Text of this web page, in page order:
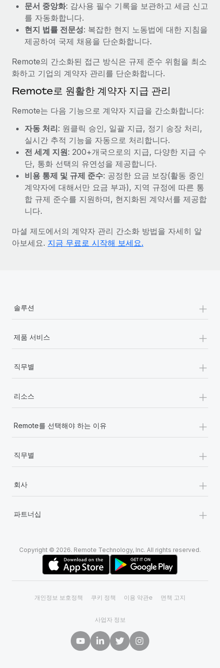
복리후생
손쉬운 직원 복리후생 관리
블로그
Remote 제품 관련 소식: Gusto 및 Xero와의 통합과
Remote의 사명은 모든 규모의 기업이 전 세계 어디서든 업무에 가
장 적합 사람을 찾아 채용 및 관리하고 급여를 지급하도록 돕는 것
입니다. 이를 위해 최근 몇 주 동안 새로운...
자세히 알아보기
Shootsta가 Remote를 통해 네 개의 시장에서 글로벌
채용을 확장한 방법
비디오 콘텐츠를 활용한 마케팅이 계속해서 인기를 끌면서, 기업들
에게는 흥미롭고 전문적인 비디오 제작이 어느 때보다 중요해졌습
니다. 그러나 대부분의 회사들은 그렇게 높은 품질의...
자세히 알아보기
문서 중앙화: 감사용 필수 기록을 보관하고 세금 신고
를 자동화합니다.
현지 법률 전문성: 복잡한 현지 노동법에 대한 지침을
제공하여 국제 채용을 단순화합니다.
Remote의 간소화된 접근 방식은 규제 준수 위험을 최소
화하고 기업의 계약자 관리를 단순화합니다.
Remote로 원활한 계약자 지급 관리
Remote는 다음 기능으로 계약자 지급을 간소화합니다:
자동 처리: 원클릭 승인, 일괄 지급, 정기 송장 처리,
실시간 추적 기능을 자동으로 처리합니다.
전 세계 지원: 200+개국으로의 지급, 다양한 지급 수
단, 통화 선택의 유연성을 제공합니다.
비용 통제 및 규제 준수: 공정한 요금 보장(활동 중인
계약자에 대해서만 요금 부과), 지역 규정에 따른 통
합 규제 준수를 지원하며, 현지화된 계약서를 제공합
니다.
마셜 제도에서의 계약자 관리 간소화 방법을 자세히 알
아보세요. 지금 무료로 시작해 보세요.
솔루션 +
제품 서비스 +
직무별 +
리소스 +
Remote를 선택해야 하는 이유 +
직무별 +
회사 +
파트너십 +
Copyright © 2026. Remote Technology, Inc. All rights reserved.
개인정보 보호정책 쿠키 정책 이용 약관e 면책 고지
사업자 정보